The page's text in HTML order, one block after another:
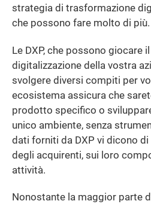
strategia di trasformazione
che possono fare molto di più.
Le DXP, che possono giocare
digitalizzazione della vostra
svolgere diversi compiti per
ecosistema assicura che
prodotto specifico o
unico ambiente, senza
dati forniti da DXP vi dicono
degli acquirenti, sui loro
attività.
Nonostante la maggior parte